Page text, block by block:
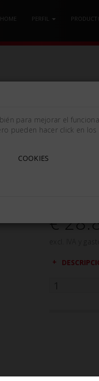
HOME PERFIL
€
para mejorar el
pueden hacer click en
COOKIES